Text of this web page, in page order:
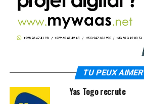
TU PEUX AIMER
Yas Togo recrute